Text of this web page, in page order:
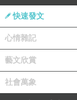
此版型正常，
快速發文
心情雜記
藝文欣賞
社會萬象